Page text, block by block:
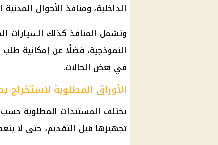
الداخلية، ومنافذ الأحوال
وتشمل المنافذ كذلك السيارات
النموذجية، فضلًا عن إمكانية
في بعض الحالات.
الأوراق المطلوبة لاستخراج
تختلف المستندات المطلوبة
تجهيزها قبل التقديم، حتى لا